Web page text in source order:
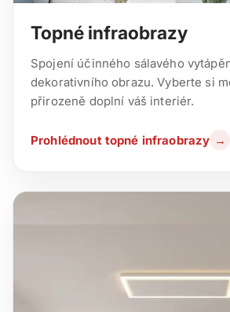
Topné infraobrazy
Spojení účinného sálavého
dekorativního obrazu. Vyberte si
přirozeně doplní váš interiér.
Prohlédnout topné infraobrazy →